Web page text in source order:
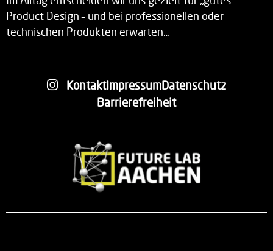
Product Design – und bei professionellen oder
technischen Produkten erwarten…
KontaktImpressumDatenschutz
Barrierefreiheit